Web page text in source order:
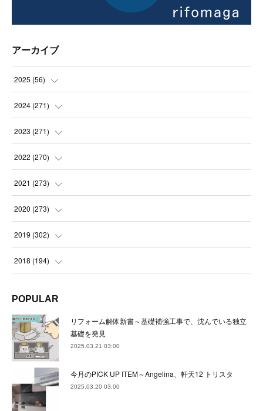
アーカイブ
2025 (56)
(14
(21
(21
2024 (271)
(21
(22
(23
(22
(24)
22)
(22)
(22)
(25
2023 (271)
(22
(23
(23
(21
(23 )
(24
(21
(24)
(21
2022 (270)
(23
(23
(22
(23
(22 )
(23
(23
(22)
(24
2021 (273)
(24
(23
(22
(23)
(23
(22)
(23
2020 (273)
(24
(22
(22)
(24
(24)
(23
2019 (302)
(23
(22)
(21)
(27)
(22
2018 (194)
(17)
(32)
(36)
(30
POPULAR
リフォーム解体新書～基礎補強工事で、沈んでいる独立
基礎を発見
2025.03.21 03:00
今月のPICK UP ITEM～Angelina、軒天12 トリスタ
2025.03.20 03:00